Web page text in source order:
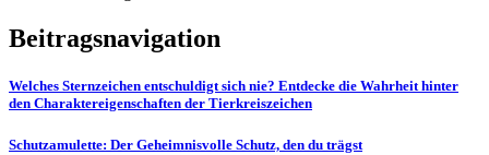
Beitragsnavigation
Welches Sternzeichen entschuldigt sich nie? Entdecke die Wahrheit hinter
den Charaktereigenschaften der Tierkreiszeichen
Schutzamulette: Der Geheimnisvolle Schutz, den du trägst